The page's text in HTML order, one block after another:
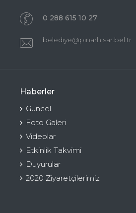
0 288 615 10 27
belediye@pinarhisar.bel.tr
Haberler
Güncel
Foto Galeri
Videolar
Etkinlik Takvimi
Duyurular
2020 Ziyaretçilerimiz